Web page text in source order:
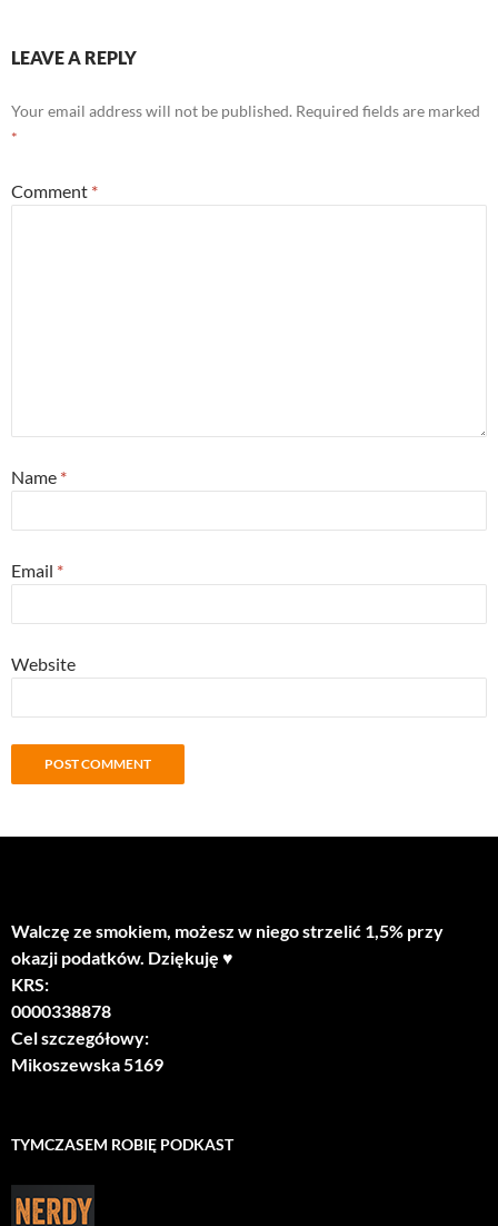
LEAVE A REPLY
Your email address will not be published. Required fields are marked
*
Comment *
Name *
Email *
Website
Walczę ze smokiem, możesz w niego strzelić 1,5% przy
okazji podatków. Dziękuję ♥
KRS:
0000338878
Cel szczegółowy:
Mikoszewska 5169
TYMCZASEM ROBIĘ PODKAST